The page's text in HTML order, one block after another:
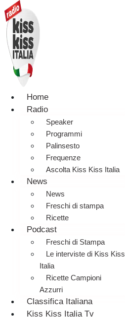
Home
Radio
Speaker
Programmi
Palinsesto
Frequenze
Ascolta Kiss Kiss Italia
News
News
Freschi di stampa
Ricette
Podcast
Freschi di Stampa
Le interviste di Kiss Kiss
Italia
Ricette Campioni
Azzurri
Classifica Italiana
Kiss Kiss Italia Tv